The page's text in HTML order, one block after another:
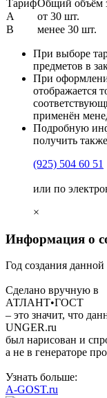
ТарифОбщий объём
A
от 30 шт.
B
менее 30 шт.
При выборе
предметов в
При
отображается
применён
Подробную
получить
(925) 504 60 51
или по
×
Информация о
Год создания данной
Сделано вручную в
АТЛАНТ•ГОСТ
– это значит, что
UNGER.ru
был нарисован и
а не в генераторе
Узнать больше:
A-GOST.ru